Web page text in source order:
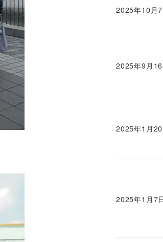
2025年10月7
2025年9月16
2025年1月20
2025年1月7